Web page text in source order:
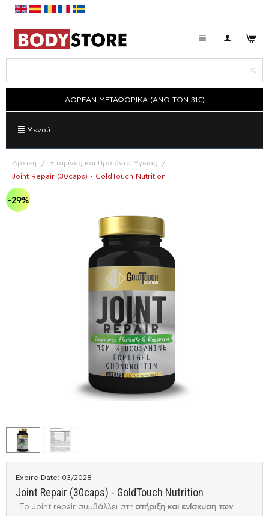
ΔΩΡΕΑΝ ΜΕΤΑΦΟΡΙΚΑ (ΑΝΩ ΤΩΝ 31€)
Μενού
Αρχική / Βιταμίνες και Προϊόντα Υγείας
/
Joint Repair (30caps) - GoldTouch Nutrition
-29%
Expire Date: 03/2028
Joint Repair (30caps) - GoldTouch Nutrition
Το Joint repair συμβάλλει στη στήριξη και ενίσχυση των